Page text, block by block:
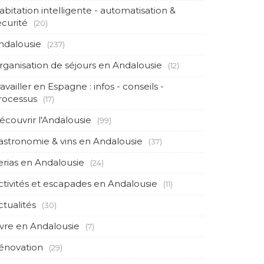
intelligente - automatisation &
(20)
(237)
de séjours en Andalousie (12)
en Espagne : infos - conseils -
(17)
l'Andalousie (99)
& vins en Andalousie (37)
en Andalousie (24)
et escapades en Andalousie (11)
(30)
en Andalousie (7)
(29)